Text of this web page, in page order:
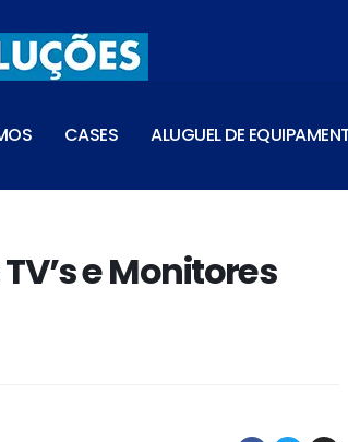
CASES ALUGUEL DE
e Monitores